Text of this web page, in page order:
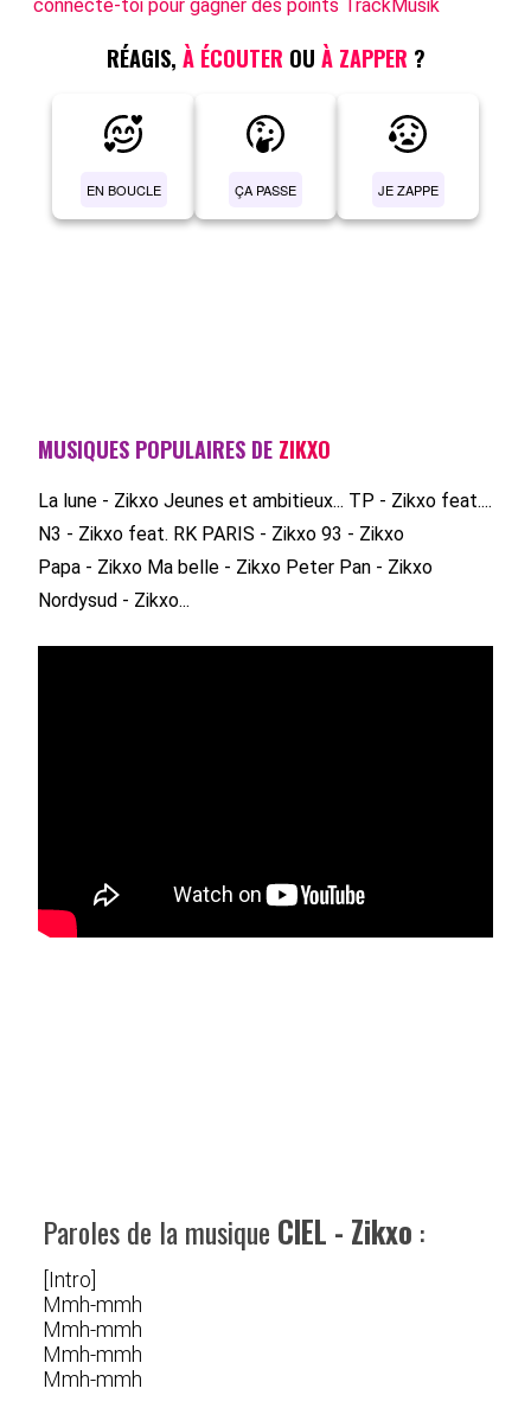
connecte-toi pour gagner des points TrackMusik
RÉAGIS, À ÉCOUTER OU À ZAPPER ?
EN BOUCLE ÇA PASSE JE ZAPPE
MUSIQUES POPULAIRES DE ZIKXO
La lune - Zikxo Jeunes et ambitieux... TP - Zikxo feat....
N3 - Zikxo feat. RK PARIS - Zikxo 93 - Zikxo
Papa - Zikxo Ma belle - Zikxo Peter Pan - Zikxo
Nordysud - Zikxo...
Paroles de la musique CIEL - Zikxo :
[Intro]
Mmh-mmh
Mmh-mmh
Mmh-mmh
Mmh-mmh